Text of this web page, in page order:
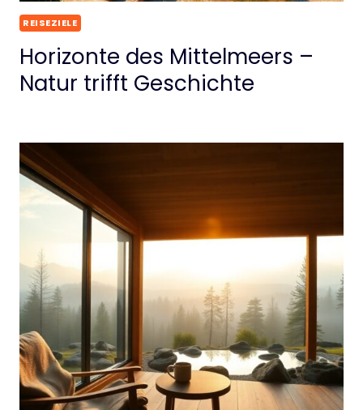
REISEZIELE
Horizonte des Mittelmeers –
Natur trifft Geschichte